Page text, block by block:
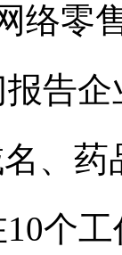
零售
告
、
个